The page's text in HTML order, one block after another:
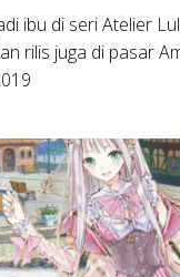
ibu di seri Atelier
rilis juga di pasar